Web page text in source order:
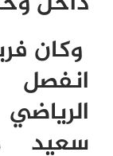
وكان
سعيد